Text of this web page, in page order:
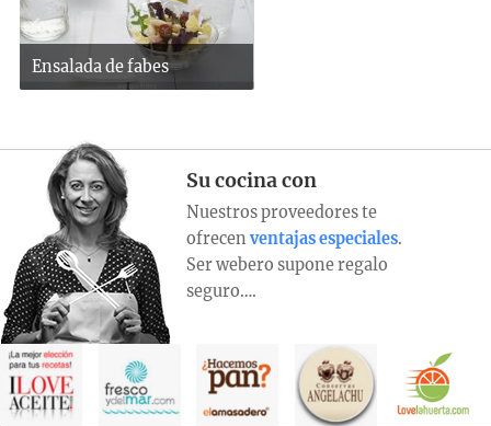
Ensalada de fabes
Su cocina con
Nuestros proveedores te
ofrecen ventajas especiales.
Ser webero supone regalo
seguro….